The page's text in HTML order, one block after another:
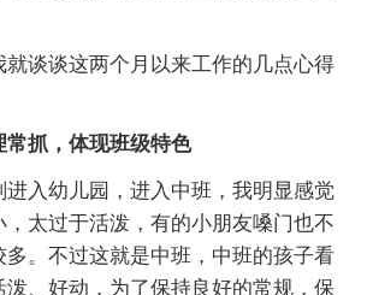
就谈谈这两个月以来工作的几点心得
常抓，体现班级特色
进入幼儿园，进入中班，我明显感觉
，太过于活泼，有的小朋友嗓门也不
多。不过这就是中班，中班的孩子看
泼、好动，为了保持良好的常规，保